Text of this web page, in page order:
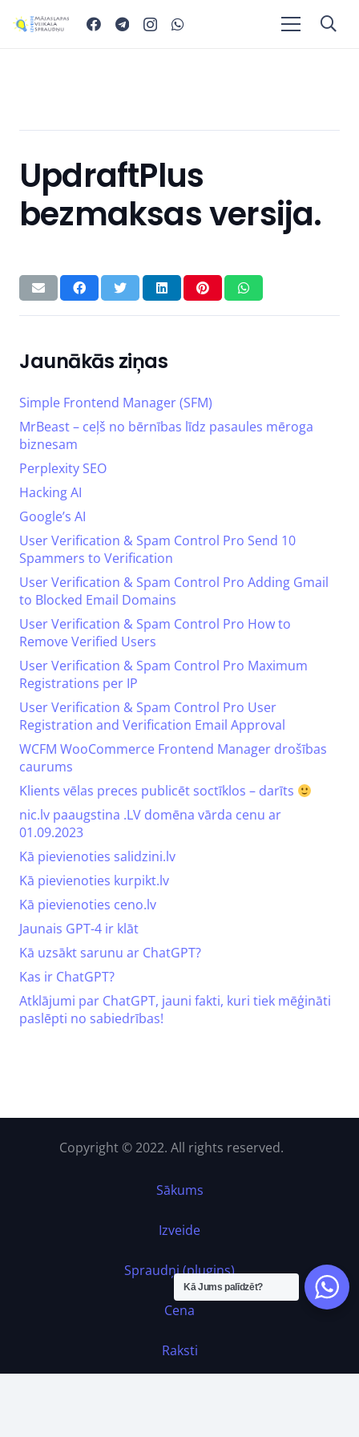
UpdraftPlus
bezmaksas versija.
Jaunākās ziņas
Simple Frontend Manager (SFM)
MrBeast – ceļš no bērnības līdz pasaules mēroga
biznesam
Perplexity SEO
Hacking AI
Google’s AI
User Verification & Spam Control Pro Send 10
Spammers to Verification
User Verification & Spam Control Pro Adding Gmail
to Blocked Email Domains
User Verification & Spam Control Pro How to
Remove Verified Users
User Verification & Spam Control Pro Maximum
Registrations per IP
User Verification & Spam Control Pro User
Registration and Verification Email Approval
WCFM WooCommerce Frontend Manager drošības
caurums
Klients vēlas preces publicēt soctīklos – darīts
nic.lv paaugstina .LV domēna vārda cenu ar
01.09.2023
Kā pievienoties salidzini.lv
Kā pievienoties kurpikt.lv
Kā pievienoties ceno.lv
Jaunais GPT-4 ir klāt
Kā uzsākt sarunu ar ChatGPT?
Kas ir ChatGPT?
Atklājumi par ChatGPT, jauni fakti, kuri tiek mēģināti
paslēpti no sabiedrības!
Copyright © 2022. All rights reserved.
Sākums
Izveide
Spraudņi (plugins)
Cena
Raksti
Kā Jums palīdzēt?